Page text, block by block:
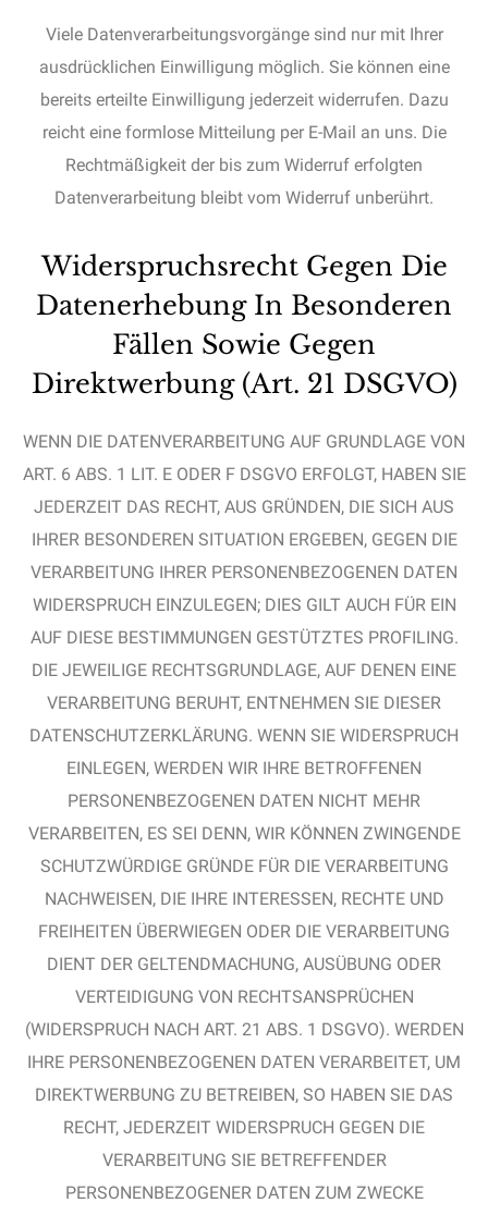
Viele Datenverarbeitungsvorgänge sind nur mit Ihrer
ausdrücklichen Einwilligung möglich. Sie können eine
bereits erteilte Einwilligung jederzeit widerrufen. Dazu
reicht eine formlose Mitteilung per E-Mail an uns. Die
Rechtmäßigkeit der bis zum Widerruf erfolgten
Datenverarbeitung bleibt vom Widerruf unberührt.
Widerspruchsrecht Gegen Die
Datenerhebung In Besonderen
Fällen Sowie Gegen
Direktwerbung (Art. 21 DSGVO)
WENN DIE DATENVERARBEITUNG AUF GRUNDLAGE VON
ART. 6 ABS. 1 LIT. E ODER F DSGVO ERFOLGT, HABEN SIE
JEDERZEIT DAS RECHT, AUS GRÜNDEN, DIE SICH AUS
IHRER BESONDEREN SITUATION ERGEBEN, GEGEN DIE
VERARBEITUNG IHRER PERSONENBEZOGENEN DATEN
WIDERSPRUCH EINZULEGEN; DIES GILT AUCH FÜR EIN
AUF DIESE BESTIMMUNGEN GESTÜTZTES PROFILING.
DIE JEWEILIGE RECHTSGRUNDLAGE, AUF DENEN EINE
VERARBEITUNG BERUHT, ENTNEHMEN SIE DIESER
DATENSCHUTZERKLÄRUNG. WENN SIE WIDERSPRUCH
EINLEGEN, WERDEN WIR IHRE BETROFFENEN
PERSONENBEZOGENEN DATEN NICHT MEHR
VERARBEITEN, ES SEI DENN, WIR KÖNNEN ZWINGENDE
SCHUTZWÜRDIGE GRÜNDE FÜR DIE VERARBEITUNG
NACHWEISEN, DIE IHRE INTERESSEN, RECHTE UND
FREIHEITEN ÜBERWIEGEN ODER DIE VERARBEITUNG
DIENT DER GELTENDMACHUNG, AUSÜBUNG ODER
VERTEIDIGUNG VON RECHTSANSPRÜCHEN
(WIDERSPRUCH NACH ART. 21 ABS. 1 DSGVO). WERDEN
IHRE PERSONENBEZOGENEN DATEN VERARBEITET, UM
DIREKTWERBUNG ZU BETREIBEN, SO HABEN SIE DAS
RECHT, JEDERZEIT WIDERSPRUCH GEGEN DIE
VERARBEITUNG SIE BETREFFENDER
PERSONENBEZOGENER DATEN ZUM ZWECKE